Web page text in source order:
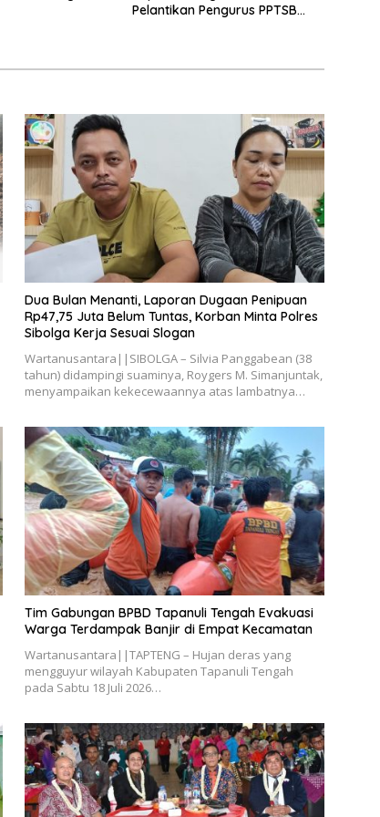
Pelantikan Pengurus PPTSB
Dua Bulan Menanti, Laporan Dugaan Penipuan
Rp47,75 Juta Belum Tuntas, Korban Minta Polres
Sibolga Kerja Sesuai Slogan
Wartanusantara||SIBOLGA – Silvia Panggabean (38
tahun) didampingi suaminya, Roygers M. Simanjuntak,
menyampaikan kekecewaannya atas lambatnya…
Tim Gabungan BPBD Tapanuli Tengah Evakuasi
Warga Terdampak Banjir di Empat Kecamatan
Wartanusantara||TAPTENG – Hujan deras yang
mengguyur wilayah Kabupaten Tapanuli Tengah
pada Sabtu 18 Juli 2026…